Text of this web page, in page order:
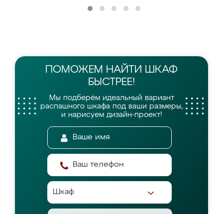
ПОМОЖЕМ НАЙТИ ШКАФ
БЫСТРЕЕ!
Мы подберём идеальный вариант
распашного шкафа под ваши размеры,
и нарисуем дизайн-проект!